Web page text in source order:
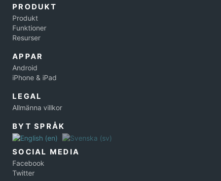
PRODUKT
Produkt
Funktioner
Resurser
APPAR
Android
iPhone & iPad
LEGAL
Allmänna villkor
BYT SPRÅK
SOCIAL MEDIA
Facebook
Twitter